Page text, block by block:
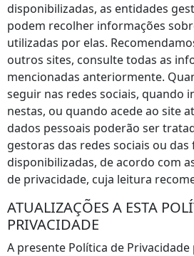
disponibilizadas, as entidades
podem recolher informações
utilizadas por elas.
outros sites, consulte todas as
mencionadas anteriormente.
seguir nas redes sociais, quando
nestas, ou quando acede ao site
dados pessoais poderão ser
gestoras das redes sociais ou
disponibilizadas, de acordo com
de privacidade, cuja leitura
ATUALIZAÇÕES A ESTA
PRIVACIDADE
A presente Política de